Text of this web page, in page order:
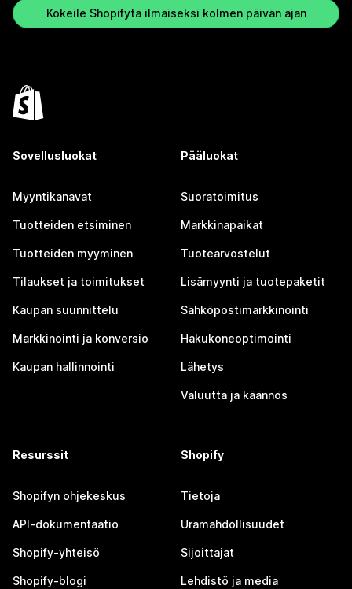
Kokeile Shopifyta ilmaiseksi kolmen päivän ajan
Sovellusluokat
Myyntikanavat
Tuotteiden etsiminen
Tuotteiden myyminen
Tilaukset ja toimitukset
Kaupan suunnittelu
Markkinointi ja konversio
Kaupan hallinnointi
Pääluokat
Suoratoimitus
Markkinapaikat
Tuotearvostelut
Lisämyynti ja tuotepaketit
Sähköpostimarkkinointi
Hakukoneoptimointi
Lähetys
Valuutta ja käännös
Resurssit
Shopifyn ohjekeskus
API-dokumentaatio
Shopify-yhteisö
Shopify-blogi
Shopify
Tietoja
Uramahdollisuudet
Sijoittajat
Lehdistö ja media